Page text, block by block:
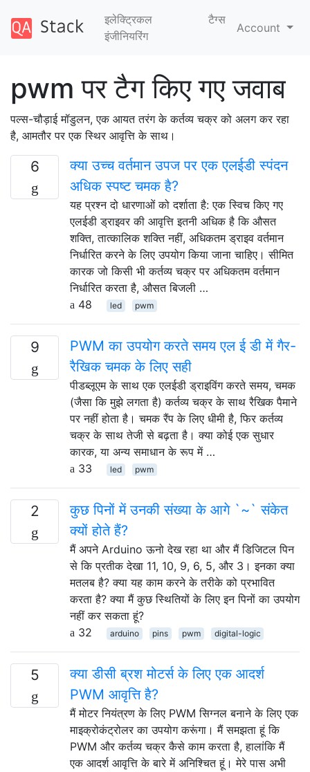
इलेक्ट्रिकल
इंजीनियरिंग
टैग्‍स
Account
pwm पर टैग किए गए जवाब
पल्स-चौड़ाई मॉडुलन, एक आयत तरंग के कर्तव्य चक्र को अलग कर रहा
है, आमतौर पर एक स्थिर आवृत्ति के साथ।
6
क्या उच्च वर्तमान उपज पर एक एलईडी स्पंदन
अधिक स्पष्ट चमक है?
यह प्रश्न दो धारणाओं को दर्शाता है: एक स्विच किए गए
एलईडी ड्राइवर की आवृत्ति इतनी अधिक है कि औसत
शक्ति, तात्कालिक शक्ति नहीं, अधिकतम ड्राइव वर्तमान
निर्धारित करने के लिए उपयोग किया जाना चाहिए। सीमित
कारक जो किसी भी कर्तव्य चक्र पर अधिकतम वर्तमान
निर्धारित करता है, औसत बिजली …
48
led pwm
9
PWM का उपयोग करते समय एल ई डी में गैर-
रैखिक चमक के लिए सही
पीडब्लूएम के साथ एक एलईडी ड्राइविंग करते समय, चमक
(जैसा कि मुझे लगता है) कर्तव्य चक्र के साथ रैखिक पैमाने
पर नहीं होता है। चमक रैंप के लिए धीमी है, फिर कर्तव्य
चक्र के साथ तेजी से बढ़ता है। क्या कोई एक सुधार
कारक, या अन्य समाधान के रूप में …
33
led pwm
2
कुछ पिनों में उनकी संख्या के आगे `~` संकेत
क्यों होते हैं?
मैं अपने Arduino ऊनो देख रहा था और मैं डिजिटल पिन
से कि प्रतीक देखा 11, 10, 9, 6, 5, और 3। इनका क्या
मतलब है? क्या यह काम करने के तरीके को प्रभावित
करता है? क्या मैं कुछ स्थितियों के लिए इन पिनों का उपयोग
नहीं कर सकता हूं?
32
arduino pins pwm digital-logic
5
क्या डीसी ब्रश मोटर्स के लिए एक आदर्श
PWM आवृत्ति है?
मैं मोटर नियंत्रण के लिए PWM सिग्नल बनाने के लिए एक
माइक्रोकंट्रोलर का उपयोग करूंगा। मैं समझता हूं कि
PWM और कर्तव्य चक्र कैसे काम करता है, हालांकि मैं
एक आदर्श आवृत्ति के बारे में अनिश्चित हूं। मेरे पास अभी